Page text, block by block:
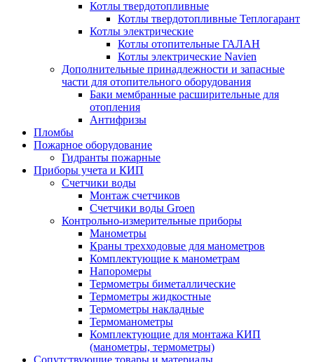
Котлы твердотопливные
Котлы твердотопливные Теплогарант
Котлы электрические
Котлы отопительные ГАЛАН
Котлы электрические Navien
Дополнительные принадлежности и запасные
части для отопительного оборудования
Баки мембранные расширительные для
отопления
Антифризы
Пломбы
Пожарное оборудование
Гидранты пожарные
Приборы учета и КИП
Счетчики воды
Монтаж счетчиков
Счетчики воды Groen
Контрольно-измерительные приборы
Манометры
Краны трехходовые для манометров
Комплектующие к манометрам
Напоромеры
Термометры биметаллические
Термометры жидкостные
Термометры накладные
Термоманометры
Комплектующие для монтажа КИП
(манометры, термометры)
Сопутствующие товары и материалы